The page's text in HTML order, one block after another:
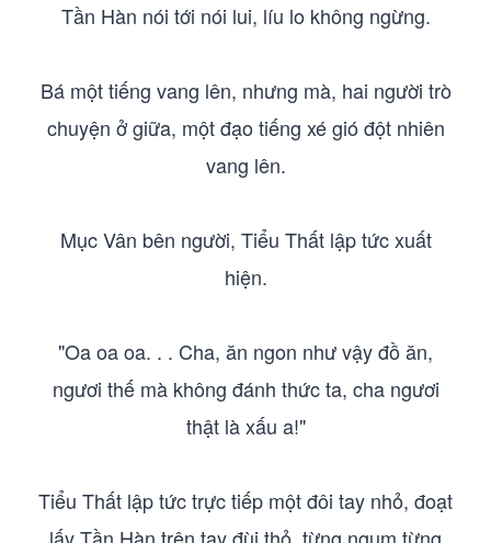
Tần Hàn nói tới nói lui, líu lo không ngừng.
Bá một tiếng vang lên, nhưng mà, hai người trò
chuyện ở giữa, một đạo tiếng xé gió đột nhiên
vang lên.
Mục Vân bên người, Tiểu Thất lập tức xuất
hiện.
"Oa oa oa. . . Cha, ăn ngon như vậy đồ ăn,
ngươi thế mà không đánh thức ta, cha ngươi
thật là xấu a!"
Tiểu Thất lập tức trực tiếp một đôi tay nhỏ, đoạt